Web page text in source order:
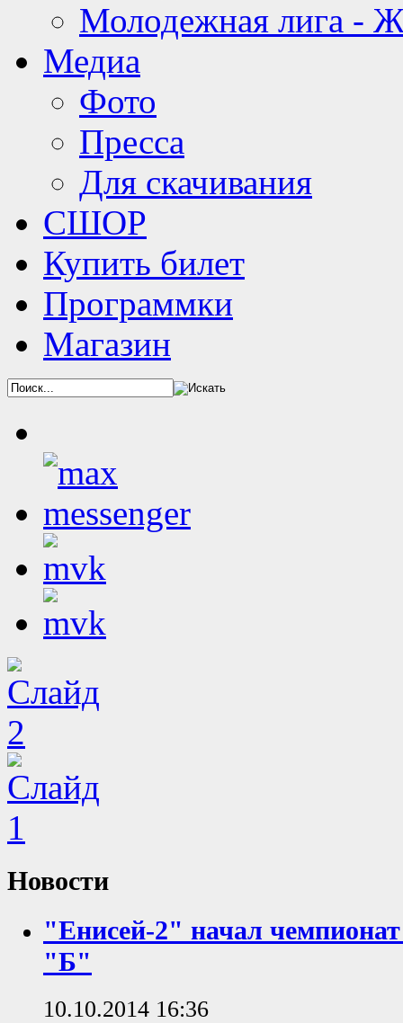
Молодежная лига -
Медиа
Фото
Пресса
Для скачивания
СШОР
Купить билет
Программки
Магазин
Новости
"Енисей-2" начал
"Б"
10.10.2014 16:36